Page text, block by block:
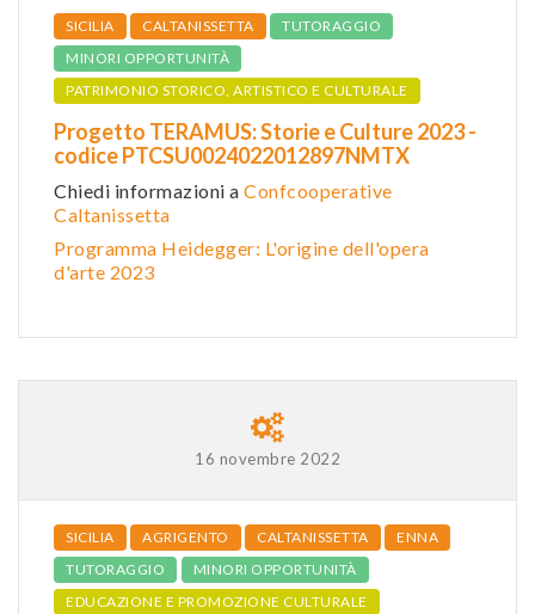
SICILIA CALTANISSETTA
TUTORAGGIO
MINORI OPPORTUNITÀ
PATRIMONIO STORICO, ARTISTICO E CULTURALE
Progetto TERAMUS: Storie e Culture 2023 -
codice PTCSU0024022012897NMTX
Chiedi informazioni a Confcooperative
Caltanissetta
Programma Heidegger: L'origine dell'opera
d'arte 2023
16 novembre 2022
SICILIA AGRIGENTO CALTANISSETTA
ENNA
TUTORAGGIO
MINORI OPPORTUNITÀ
EDUCAZIONE E PROMOZIONE CULTURALE